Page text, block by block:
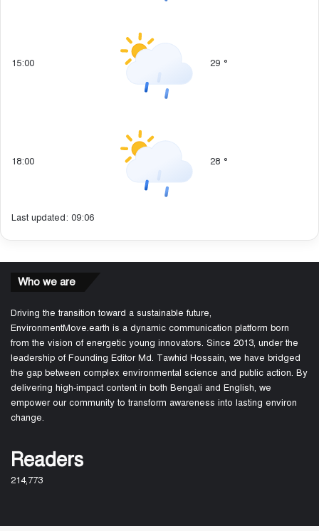
15:00 29 °
18:00 28 °
Last updated: 09:06
Who we are
Driving the transition toward a sustainable future,
EnvironmentMove.earth is a dynamic communication platform born
from the vision of energetic young innovators. Since 2013, under the
leadership of Founding Editor Md. Tawhid Hossain, we have bridged
the gap between complex environmental science and public action. By
delivering high-impact content in both Bengali and English, we
empower our community to transform awareness into lasting environ
change.
Readers
214,773